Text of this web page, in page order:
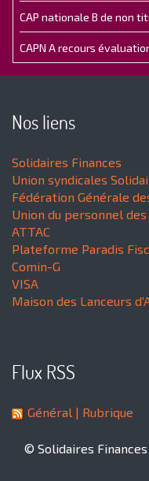
CAP nationale B de non
CAPN A recours
Nos liens
Solidaires Finances
Union syndicales
Fédération Générale
Union du personnel
ATTAC
Plateforme Paradis
Comin-G
VISA
Maison des Lanceurs
Flux RSS
Général | Rubrique
© Solidaires